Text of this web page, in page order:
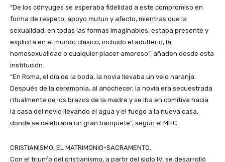
“De los cónyuges se esperaba fidelidad a este compromiso en
forma de respeto, apoyo mutuo y afecto, mientras que la
sexualidad, en todas las formas imaginables, estaba presente y
explícita en el mundo clásico, incluido el adulterio, la
homosexualidad o cualquier placer amoroso”, añaden desde esta
institución.
“En Roma, el día de la boda, la novia llevaba un velo naranja.
Después de la ceremonia, al anochecer, la novia era secuestrada
ritualmente de los brazos de la madre y se iba en comitiva hacia
la casa del novio llevando el agua y el fuego a la nueva casa,
donde se celebraba un gran banquete”, según el MHC.
CRISTIANISMO: EL MATRIMONIO-SACRAMENTO.
Con el triunfo del cristianismo, a partir del siglo IV, se desarrolló